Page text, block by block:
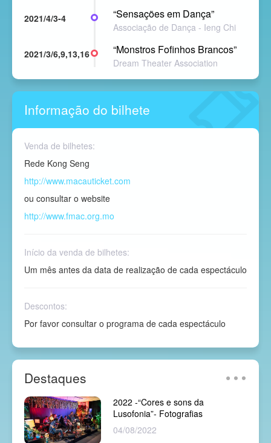
2021/4/3-4 “Sensações em Dança”
Associação de Dança - Ieng Chi
2021/3/6,9,13,16 “Monstros Fofinhos Brancos”
Dream Theater Association
Informação do bilhete
Venda de bilhetes:
Rede Kong Seng
http://www.macauticket.com
ou consultar o website
http://www.fmac.org.mo
Início da venda de bilhetes:
Um mês antes da data de realização de cada espectáculo
Descontos:
Por favor consultar o programa de cada espectáculo
Destaques
2022 -“Cores e sons da
Lusofonia”- Fotografias
04/08/2022